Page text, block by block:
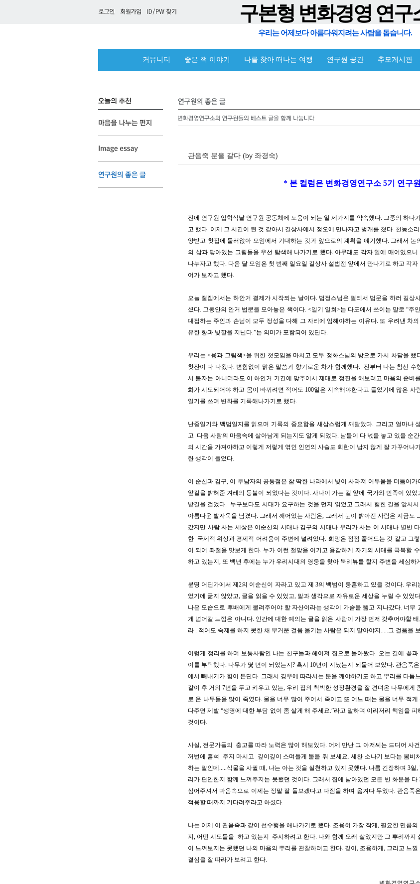
구본형 변화경영 연구
우리는 어제보다 아름다워지려는 사람을 돕습니다.
커뮤니티 좋은 책 이야기 나를 찾아 떠나는 여행 연구원 공간 추모게시판
관음죽 분을 갈다 (by 좌경숙)
* 본 컬럼은 변화경영연구소 5기 연구원 범해 좌
전에 연구원 입학식날 연구원 공동체에 도움이 되는 일 세가지를 약속했다. 그중의 하나
고 했다. 이제 그 시간이 된 것 같아서 길상사에서 정오에 만나자고 벙개를 쳤다. 천둥소
양받고 찻집에 둘러앉아 모임에서 기대하는 것과 앞으로의 계획을 얘기했다. 그래서
의 삶과 닿아있는 그림들을 우선 탐색해 나가기로 했다. 아무래도 각자 일에 매어있으
나누자고 했다. 다음 달 모임은 첫 번째 일요일 길상사 설법전 앞에서 만나기로 하고 각
어가 보자고 했다.
오늘 절집에서는 하안거 결제가 시작되는 날이다. 법정스님은 멀리서 법문을 하러 길
셨다. 그동안의 안거 법문을 모아놓은 책이다. <일기 일회>는 다도에서 쓰이는 말로 “주
대접하는 주인과 손님이 모두 정성을 다해 그 자리에 임해야하는 이유다. 또 우려낸 차
유한 향과 빛깔을 지닌다.”는 의미가 포함되어 있단다.
우리는 <융과 그림책>을 위한 첫모임을 마치고 모두 정화스님의 방으로 가서 차담을
찻잔이 다 나왔다. 변함없이 맑은 말씀과 향기로운 차가 함께했다. 전부터 나는 참선 수
서 불자는 아니더라도 이 하안거 기간에 맞추어서 제대로 정진을 해보려고 마음의 준비
화가 시도되어야 하고 몸이 바뀌려면 적어도 100일은 지속해야한다고 들었기에 많은
일기를 쓰며 변화를 기록해나가기로 했다.
난중일기와 백범일지를 읽으며 기록의 중요함을 새삼스럽게 깨달았다. 그리고 얼마나
고 다음 사람의 마음속에 살아남게 되는지도 알게 되었다. 남들이 다 넋을 놓고 있을 순
의 시간을 가져야하고 이렇게 저렇게 엮인 인연의 사슬도 회한이 남지 않게 잘 가꾸어나
란 생각이 들었다.
이 순신과 김구, 이 두남자의 공통점은 참 딱한 나라에서 빛이 사라져 어두움을 더듬어
앞길을 밝혀준 겨레의 등불이 되었다는 것이다. 사나이 가는 길 앞에 국가와 민족이 있
밭길을 걸었다. 누구보다도 시대가 요구하는 것을 먼저 읽었고 그래서 험한 길을 앞서
아름다운 발자욱을 남겼다. 그래서 깨어있는 사람은, 그래서 눈이 밝아진 사람은 지금도
갔지만 사람 사는 세상은 이순신의 시대나 김구의 시대나 우리가 사는 이 시대나 별반
한 국제적 위상과 경제적 어려움이 주변에 널려있다. 희망은 점점 줄어드는 것 같고 그
이 되어 좌절을 맛보게 한다. 누가 이런 절망을 이기고 용감하게 자기의 시대를 극복할
하고 있는지, 또 백년 후에는 누가 우리시대의 영웅을 찾아 북리뷰를 할지 주변을 세심하
분명 어딘가에서 제2의 이순신이 자라고 있고 제 3의 백범이 웅혼하고 있을 것이다. 우
었기에 굶지 않았고, 글을 읽을 수 있었고, 말과 생각으로 자유로운 세상을 누릴 수 있
나은 모습으로 후배에게 물려주어야 할 자산이라는 생각이 가슴을 뚫고 지나갔다. 너무
게 넘어갈 느낌은 아니다. 인간에 대한 예의는 글을 읽은 사람이 가장 먼저 갖추어야할
라 . 적어도 숙제를 하지 못한 채 무거운 걸음 옮기는 사람은 되지 말아야지.....그 걸음을
이렇게 정리를 하며 보통사람인 나는 친구들과 헤어져 집으로 돌아왔다. 오는 길에 꽃
이를 부탁했다. 나무가 몇 년이 되었는지? 혹시 10년이 지났는지 되물어 보았다. 관음죽
에서 빼내기가 힘이 든단다. 그래서 경우에 따라서는 분을 깨야하기도 하고 뿌리를 다듬
갈이 후 거의 7년을 두고 키우고 있는, 우리 집의 척박한 성장환경을 잘 견뎌온 나무에게
로 온 나무들을 많이 죽였다. 물을 너무 많이 주어서 죽이고 또 어느 때는 물을 너무 적
다주면 제발 “생명에 대한 부담 없이 좀 살게 해 주세요.”라고 말하며 이리저리 책임을
것이다.
사실, 전문가들의 충고를 따라 노력은 많이 해보았다. 어제 만난 그 아저씨는 드디어 사
꺼번에 흠뻑 주지 마시고 깊이깊이 스며들게 물을 줘 보세요. 세찬 소나기 보다는 봄비
하는 말인데.....식물을 사귈 때, 나는 아는 것을 실천하고 있지 못했다. 나름 긴장하며 3
리가 편안한지 함께 느껴주지는 못했던 것이다. 그래서 집에 남아있던 모든 빈 화분을
심어주셔서 마음속으로 이제는 정말 잘 돌보겠다고 다짐을 하며 옮겨다 두었다. 관음죽
적응할 때까지 기다려주라고 하셨다.
나는 이제 이 관음죽과 같이 선수행을 해나가기로 했다. 조용히 가장 작게, 필요한 만큼
지, 어떤 시도들을 하고 있는지 주시하려고 한다. 나와 함께 오래 살았지만 그 뿌리까지
이 느껴보지는 못했던 나의 마음의 뿌리를 관찰하려고 한다. 깊이, 조용하게, 그리고 느
결심을 잘 따라가 보려고 한다.